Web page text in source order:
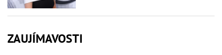
ZAUJÍMAVOSTI